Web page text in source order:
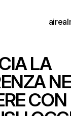
LA
CON